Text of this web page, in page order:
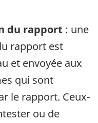
du rapport : une
rapport est
et envoyée aux
qui sont
le rapport. Ceux-
ou de